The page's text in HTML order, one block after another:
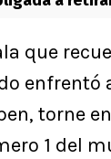
que
enfrentó
torne
1 del